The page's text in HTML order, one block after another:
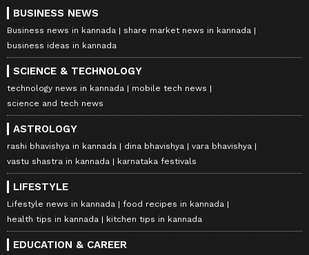
BUSINESS NEWS
Business news in kannada
share market news in kannada
business ideas in kannada
SCIENCE & TECHNOLOGY
technology news in kannada
mobile tech news
science and tech news
ASTROLOGY
rashi bhavishya in kannada dina bhavishya
vara bhavishya
vastu shastra in kannada
karnataka festivals
LIFESTYLE
Lifestyle news in kannada
food recipes in kannada
health tips in kannada
kitchen tips in kannada
EDUCATION & CAREER